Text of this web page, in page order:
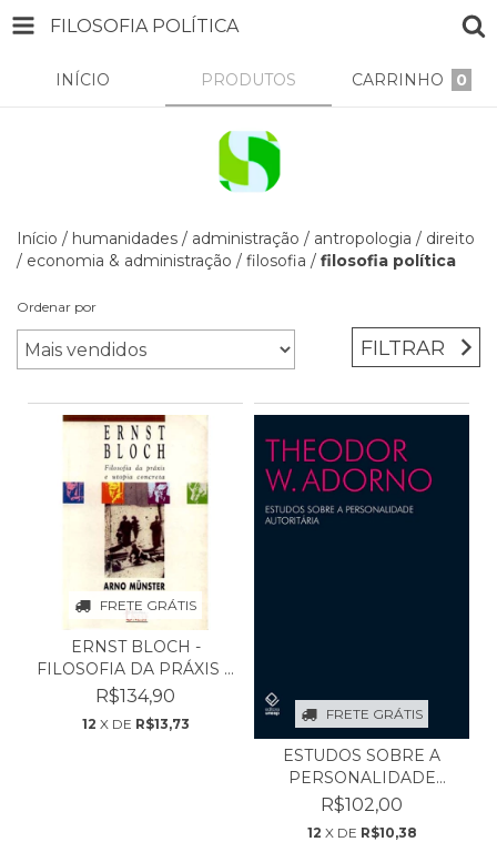
FILOSOFIA POLÍTICA
INÍCIO PRODUTOS CARRINHO 0
Início / humanidades / administração / antropologia / direito
/ economia & administração / filosofia / filosofia política
Ordenar por
FILTRAR
FRETE GRÁTIS
ERNST BLOCH -
FILOSOFIA DA PRÁXIS E
UTOP...
R$134,90
12 X DE R$13,73
FRETE GRÁTIS
ESTUDOS SOBRE A
PERSONALIDADE
AUTORITÁRI...
R$102,00
12 X DE R$10,38